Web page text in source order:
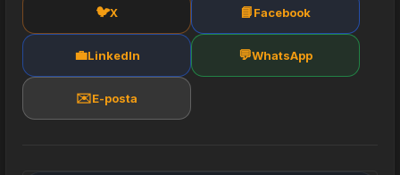
🐦X 📘Facebook
💼LinkedIn 💬WhatsApp
✉️E-posta